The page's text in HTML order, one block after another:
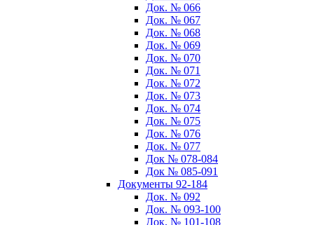
Док. № 066
Док. № 067
Док. № 068
Док. № 069
Док. № 070
Док. № 071
Док. № 072
Док. № 073
Док. № 074
Док. № 075
Док. № 076
Док. № 077
Док № 078-084
Док № 085-091
Документы 92-184
Док. № 092
Док. № 093-100
Док. № 101-108